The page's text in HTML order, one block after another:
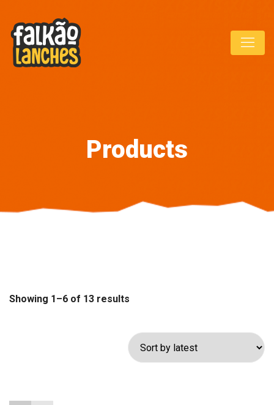
Products
Showing 1–6 of 13 results
latest